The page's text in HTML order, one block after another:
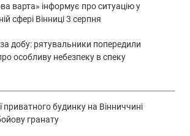
варта» інформує про ситуацію у
сфері Вінниці 3 серпня
добу: рятувальники попередили
особливу небезпеку в спеку
приватного будинку на Вінниччині
гранату